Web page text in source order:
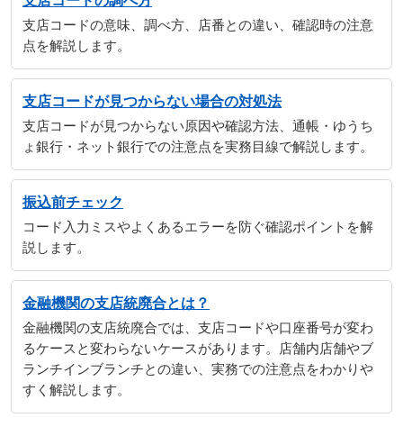
支店コードの意味、調べ方、店番との違い、確認時の注意
点を解説します。
支店コードが見つからない場合の対処法
支店コードが見つからない原因や確認方法、通帳・ゆうち
ょ銀行・ネット銀行での注意点を実務目線で解説します。
振込前チェック
コード入力ミスやよくあるエラーを防ぐ確認ポイントを解
説します。
金融機関の支店統廃合とは？
金融機関の支店統廃合では、支店コードや口座番号が変わ
るケースと変わらないケースがあります。店舗内店舗やブ
ランチインブランチとの違い、実務での注意点をわかりや
すく解説します。